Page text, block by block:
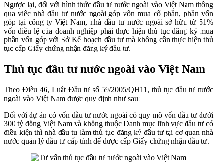
Ngược lại, đối với hình thức đầu tư nước ngoài vào Việt Nam thông
qua việc nhà đầu tư nước ngoài góp vốn mua cổ phần, phần vốn
góp tại công ty Việt Nam, nhà đầu tư nước ngoài sở hữu từ 51%
vốn điều lệ của doanh nghiệp phải thực hiện thủ tục đăng ký mua
phần vốn góp với Sở Kế hoạch đầu tư mà không cần thực hiện thủ
tục cấp Giấy chứng nhận đăng ký đầu tư.
Thủ tục đầu tư nước ngoài vào Việt Nam
Theo Điều 46, Luật Đầu tư số 59/2005/QH11, thủ tục đầu tư nước
ngoài vào Việt Nam được quy định như sau:
Đối với dự án có vốn đầu tư nước ngoài có quy mô vốn đầu tư dưới
300 tỷ đồng Việt Nam và không thuộc Danh mục lĩnh vực đầu tư có
điều kiện thì nhà đầu tư làm thủ tục đăng ký đầu tư tại cơ quan nhà
nước quản lý đầu tư cấp tỉnh để được cấp Giấy chứng nhận đầu tư.